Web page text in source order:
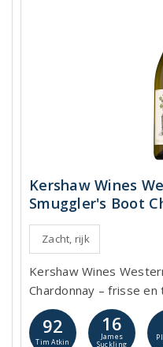
Kershaw Wines
Smuggler's Boot
Zacht, rijk
Kershaw Wines
Chardonnay – frisse
92
Tim Atkin
16
James
Suckling